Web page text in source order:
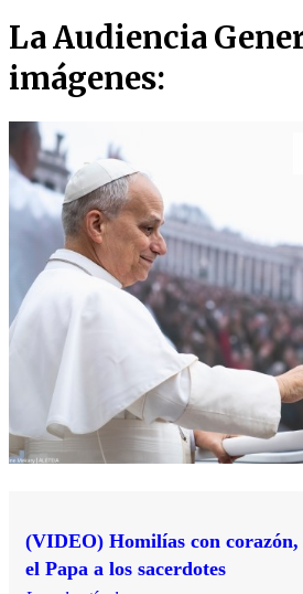
La Audiencia
imágenes:
(VIDEO) Homilías con
el Papa a los sacerdotes